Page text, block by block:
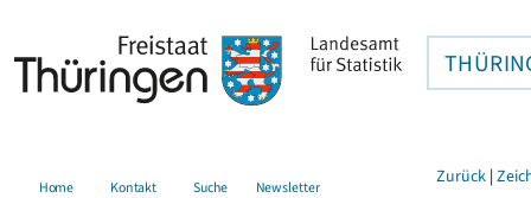
Home Kontakt Suche Newsletter Zurück |